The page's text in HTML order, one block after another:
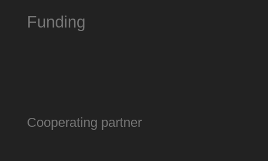
Funding
Cooperating partner